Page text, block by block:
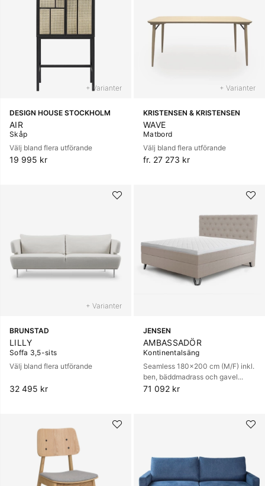
+ Varianter
DESIGN HOUSE STOCKHOLM
AIR
Skåp
Välj bland flera utförande
19 995 kr
+ Varianter
KRISTENSEN & KRISTENSEN
WAVE
Matbord
Välj bland flera utförande
fr. 27 273 kr
+ Varianter
BRUNSTAD
LILLY
Soffa 3,5-sits
Välj bland flera utförande
32 495 kr
JENSEN
AMBASSADÖR
Kontinentalsäng
Seamless 180x200 cm (M/F) inkl.
ben, bäddmadrass och gavel...
71 092 kr